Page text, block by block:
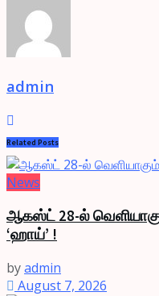
admin
Related Posts
News
ஆகஸ்ட் 28-ல்
‘ஹாய்’ !
byadmin
August 7, 2026